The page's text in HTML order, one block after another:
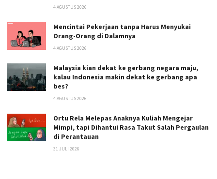
4 AGUSTUS 2026
Mencintai Pekerjaan tanpa Harus Menyukai
Orang-Orang di Dalamnya
4 AGUSTUS 2026
Malaysia kian dekat ke gerbang negara maju,
kalau Indonesia makin dekat ke gerbang apa
bes?
4 AGUSTUS 2026
Ortu Rela Melepas Anaknya Kuliah Mengejar
Mimpi, tapi Dihantui Rasa Takut Salah Pergaulan
di Perantauan
31 JULI 2026